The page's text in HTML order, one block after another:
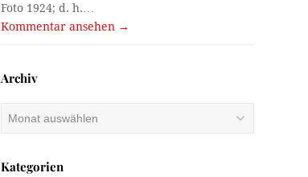
Foto 1924; d. h.…
Kommentar ansehen →
Archiv
Kategorien